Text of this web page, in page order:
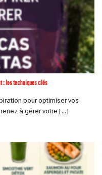
: les techniques clés
pour optimiser vos
à gérer votre [...]